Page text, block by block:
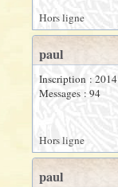
Hors ligne
paul
Inscription : 2014
Messages : 94
Hors ligne
paul